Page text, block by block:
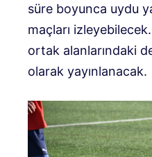
süre boyunca uydu
maçları
ortak alanlarındaki
olarak yayınlanacak.